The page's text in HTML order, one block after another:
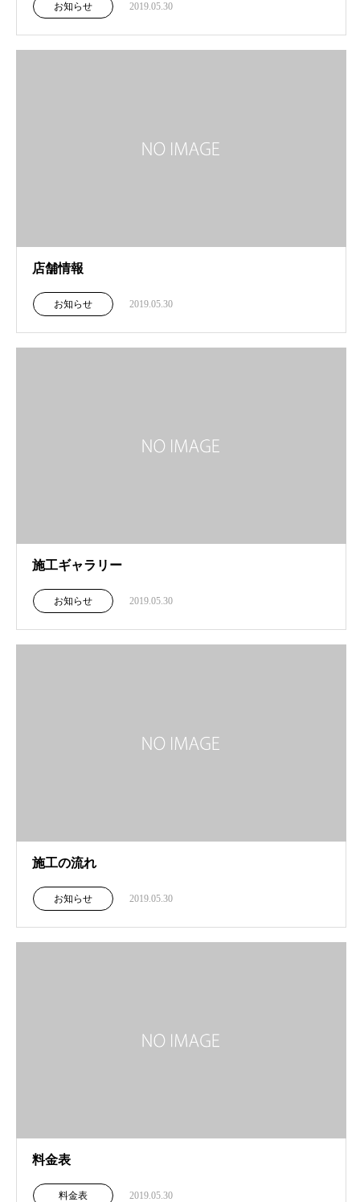
お知らせ 2019.05.30
店舗情報
お知らせ 2019.05.30
施工ギャラリー
お知らせ 2019.05.30
施工の流れ
お知らせ 2019.05.30
料金表
料金表 2019.05.30